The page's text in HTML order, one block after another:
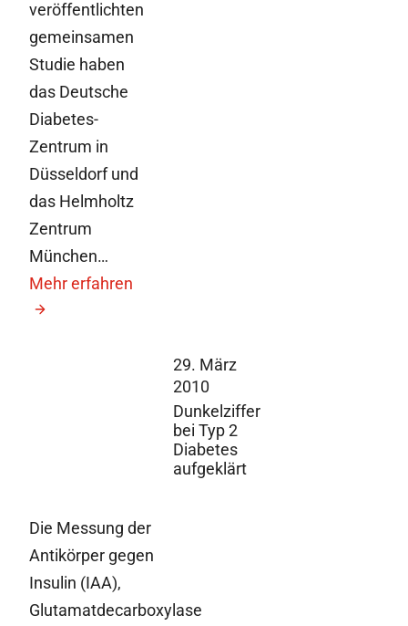
29. März
2010
Dunkelziffer
bei Typ 2
Diabetes
aufgeklärt
veröffentlichten
gemeinsamen
Studie haben
das Deutsche
Diabetes-
Zentrum in
Düsseldorf und
das Helmholtz
Zentrum
München…
Mehr erfahren
Die Messung der
Antikörper gegen
Insulin (IAA),
Glutamatdecarboxylase